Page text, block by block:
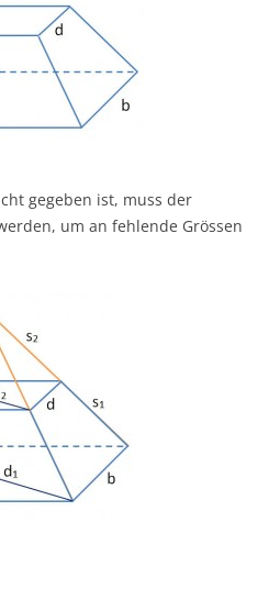
gegeben ist, muss der
um an fehlende Grössen